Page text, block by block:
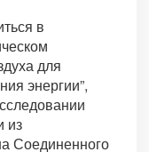
в
для
энергии”,
из
Соединенного